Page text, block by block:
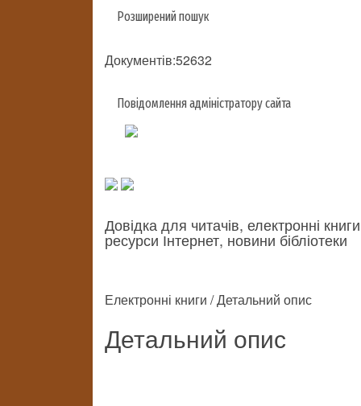
Розширений пошук
Документів:52632
Повідомлення адміністратору сайта
Довідка для читачів, електронні
ресурси Інтернет, новини бібліотеки
Електронні книги / Детальний опис
Детальний опис